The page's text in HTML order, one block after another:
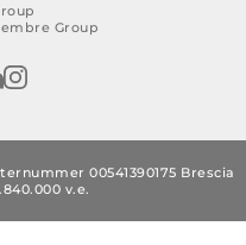
Group
00541390175 Brescia
v.e.